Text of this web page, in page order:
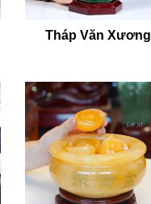
Tháp Văn Xương